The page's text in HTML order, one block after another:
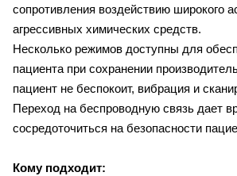
сопротивления воздействию широкого
агрессивных химических средств.
Несколько режимов доступны для
пациента при сохранении
пациент не беспокоит, вибрация и
Переход на беспроводную связь дает
сосредоточиться на безопасности
Кому подходит: